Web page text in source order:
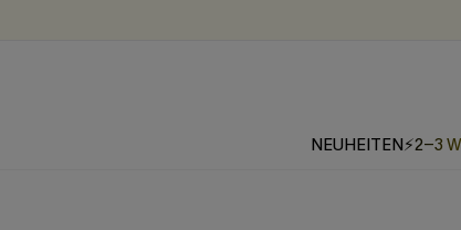
NEUHEITEN⚡2-3